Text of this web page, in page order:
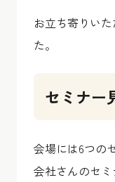
お立ち寄りい
た。
セミナー
会場には6つの
会社さんのセ